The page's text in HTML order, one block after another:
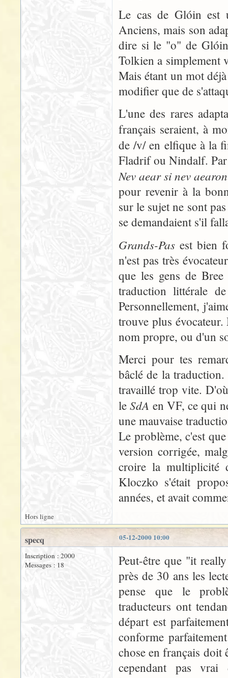
Le cas de Glóin est
Anciens, mais son
dire si le "o" de
Tolkien a
Mais étant un mot
modifier que de
L'une des rares
français seraient, à
de /v/ en elfique à la
Fladrif ou Nindalf.
Nev aear si nev aearon
pour revenir à la
sur le sujet ne sont
se demandaient s'il
Grands-Pas est bien
n'est pas très
que les gens de
traduction littérale
Personnellement,
trouve plus
nom propre, ou d'un
Merci pour tes
bâclé de la
travaillé trop vite.
leSdA en VF, ce qui
une mauvaise
Le problème, c'est
version corrigée,
croire la multiplicité
Kloczko s'était
années, et avait
Hors ligne
05-12-2000 10:00
specq
Inscription : 2000
Messages : 18
Peut-être que "it
près de 30 ans les
pense que le
traducteurs ont
départ est
conforme
chose en français doit
cependant pas